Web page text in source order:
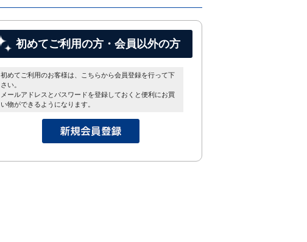
初めてご利用の方・会員以外の方
初めてご利用のお客様は、こちらから会員登録を行って下
さい。
メールアドレスとパスワードを登録しておくと便利にお買
い物ができるようになります。